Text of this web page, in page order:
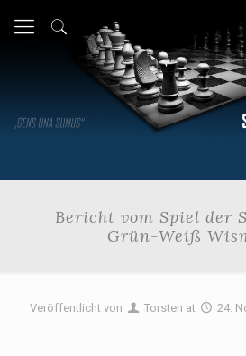
Bericht vom Spiel der
Grün-Weiß
Veröffentlicht von Torsten at 24.